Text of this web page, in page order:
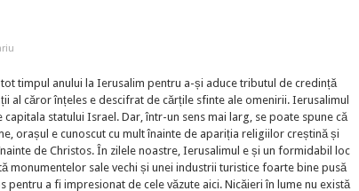
timpul anului la Ierusalim pentru a-și aduce tributul de credință
al căror înțeles e descifrat de cărțile sfinte ale omenirii. Ierusalimul
statului Israel. Dar, într-un sens mai larg, se poate spune că
orașul e cunoscut cu mult înainte de apariția religiilor creștină și
de Christos. În zilele noastre, Ierusalimul e și un formidabil loc
monumentelor sale vechi și unei industrii turistice foarte bine pusă
pentru a fi impresionat de cele văzute aici. Nicăieri în lume nu există